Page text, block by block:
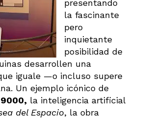
presentando
la fascinante
pero
inquietante
posibilidad de
desarrollen una
iguale —o incluso supere
Un ejemplo icónico de
9000, la inteligencia artificial
del Espacio, la obra